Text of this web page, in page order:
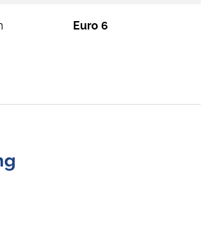
Euro 6